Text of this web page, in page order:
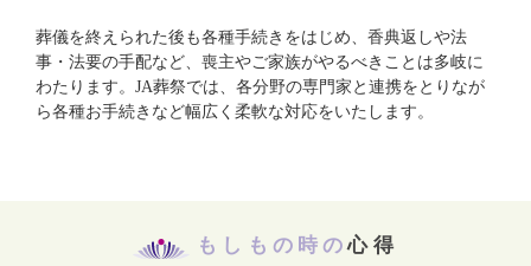
葬儀を終えられた後も各種手続きをはじめ、香典返しや法
事・法要の手配など、喪主やご家族がやるべきことは多岐に
わたります。JA葬祭では、各分野の専門家と連携をとりなが
ら各種お手続きなど幅広く柔軟な対応をいたします。
もしもの時の心得